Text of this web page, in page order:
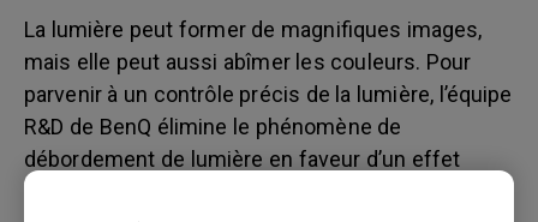
La lumière peut former de magnifiques images,
mais elle peut aussi abîmer les couleurs. Pour
parvenir à un contrôle précis de la lumière, l’équipe
R&D de BenQ élimine le phénomène de
débordement de lumière en faveur d’un effet